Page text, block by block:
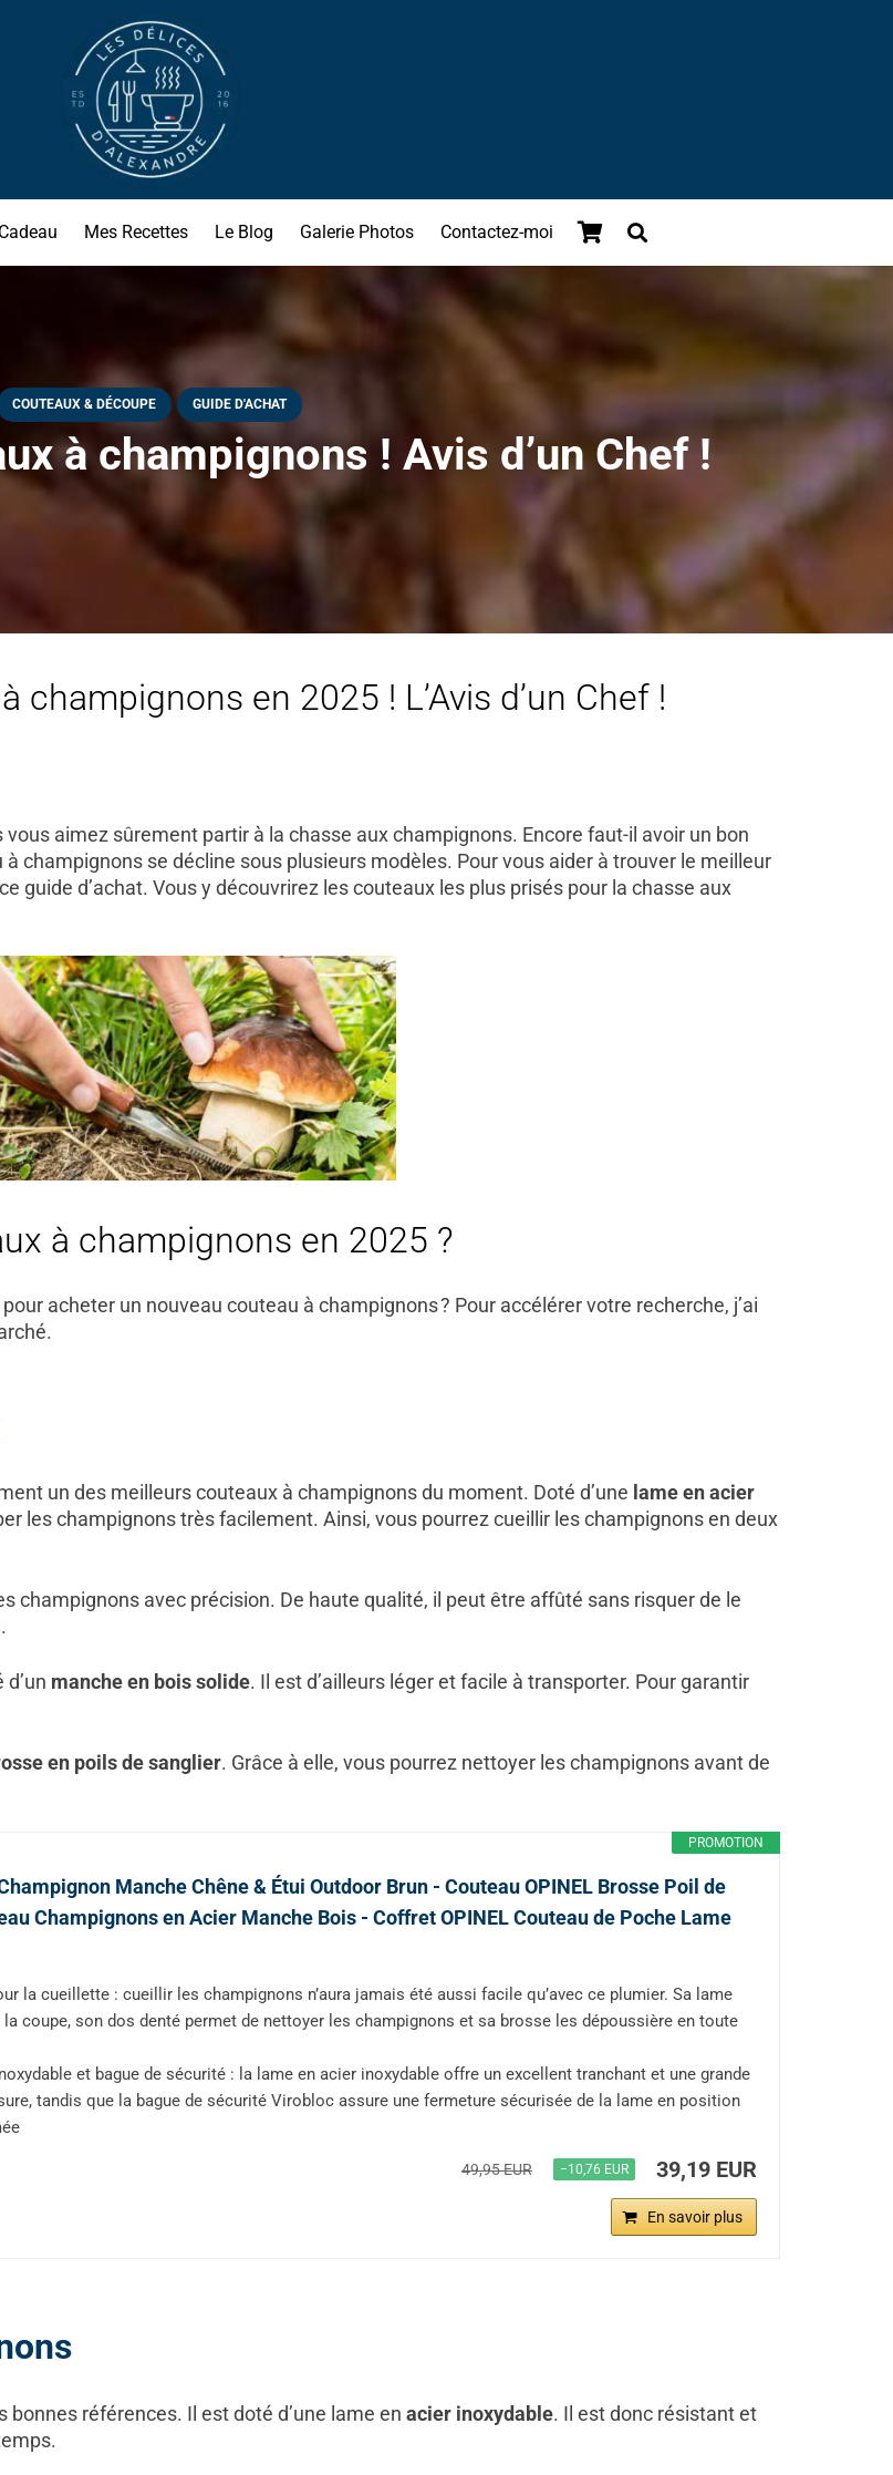
Mes Recettes Le Blog Galerie Photos Contactez-moi
COUTEAUX & DÉCOUPE GUIDE D'ACHAT
à champignons ! Avis d’un Chef !
champignons en 2025 ! L’Avis d’un Chef !
aimez sûrement partir à la chasse aux champignons. Encore faut-il avoir un bon
champignons se décline sous plusieurs modèles. Pour vous aider à trouver le meilleur
guide d’achat. Vous y découvrirez les couteaux les plus prisés pour la chasse aux
à champignons en 2025 ?
acheter un nouveau couteau à champignons ? Pour accélérer votre recherche, j’ai
un des meilleurs couteaux à champignons du moment. Doté d’une lame en acier
les champignons très facilement. Ainsi, vous pourrez cueillir les champignons en deux
champignons avec précision. De haute qualité, il peut être affûté sans risquer de le
manche en bois solide. Il est d’ailleurs léger et facile à transporter. Pour garantir
en poils de sanglier. Grâce à elle, vous pourrez nettoyer les champignons avant de
PROMOTION
Manche Chêne & Étui Outdoor Brun - Couteau OPINEL Brosse Poil de
Champignons en Acier Manche Bois - Coffret OPINEL Couteau de Poche Lame
la cueillette : cueillir les champignons n’aura jamais été aussi facile qu’avec ce plumier. Sa lame
coupe, son dos denté permet de nettoyer les champignons et sa brosse les dépoussière en toute
et bague de sécurité : la lame en acier inoxydable offre un excellent tranchant et une grande
tandis que la bague de sécurité Virobloc assure une fermeture sécurisée de la lame en position
49,95 EUR −10,76 EUR 39,19 EUR
En savoir plus
références. Il est doté d’une lame en acier inoxydable. Il est donc résistant et